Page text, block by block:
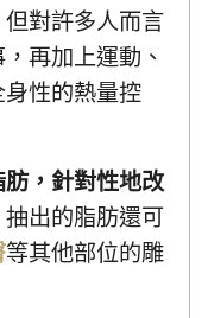
對許多人而言
再加上運動、
性的熱量控
，針對性地改
出的脂肪還可
等其他部位的雕